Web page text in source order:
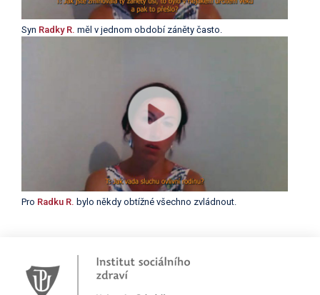
Syn Radky R. měl v jednom období záněty často.
Pro Radku R. bylo někdy obtížné všechno zvládnout.